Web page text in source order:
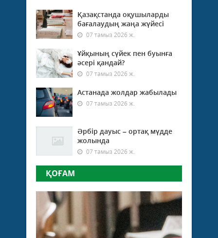
Қазақстанда оқушыларды
бағалаудың жаңа жүйесі
07 тамыз 2026 ж.
Ұйқының сүйек пен буынға
әсері қандай?
07 тамыз 2026 ж.
Астанада жолдар жабылады
07 тамыз 2026 ж.
Әрбір дауыс – ортақ мүдде
жолында
07 тамыз 2026 ж.
ҚОҒАМ